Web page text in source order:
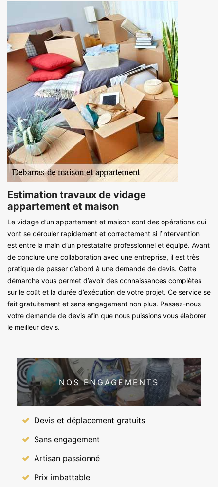
Estimation travaux de vidage
appartement et maison
Le vidage d’un appartement et maison sont des opérations qui
vont se dérouler rapidement et correctement si l’intervention
est entre la main d’un prestataire professionnel et équipé. Avant
de conclure une collaboration avec une entreprise, il est très
pratique de passer d’abord à une demande de devis. Cette
démarche vous permet d’avoir des connaissances complètes
sur le coût et la durée d’exécution de votre projet. Ce service se
fait gratuitement et sans engagement non plus. Passez-nous
votre demande de devis afin que nous puissions vous élaborer
le meilleur devis.
NOS ENGAGEMENTS
Devis et déplacement gratuits
Sans engagement
Artisan passionné
Prix imbattable